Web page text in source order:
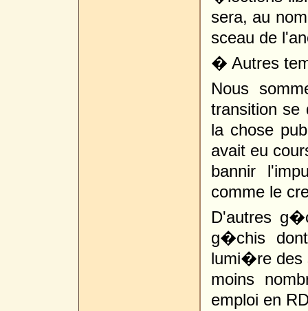
sera, au
sceau de
� Autres
Nous
transition se
la chose
avait eu
bannir
comme le
D'autres
g�chis
lumi�re
moins
emploi en